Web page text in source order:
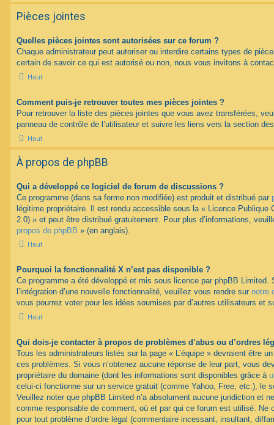
Pièces jointes
Quelles pièces jointes sont autorisées sur ce forum ?
Chaque administrateur peut autoriser ou interdire certains types de
certain de savoir ce qui est autorisé ou non, nous vous invitons à
Haut
Comment puis-je retrouver toutes mes pièces jointes ?
Pour retrouver la liste des pièces jointes que vous avez transférées,
panneau de contrôle de l’utilisateur et suivre les liens vers la section
Haut
À propos de phpBB
Qui a développé ce logiciel de forum de discussions ?
Ce programme (dans sa forme non modifiée) est produit et distribué par
légitime propriétaire. Il est rendu accessible sous la « Licence Publique
2.0) » et peut être distribué gratuitement. Pour plus d’informations,
propos de phpBB » (en anglais).
Haut
Pourquoi la fonctionnalité X n’est pas disponible ?
Ce programme a été développé et mis sous licence par phpBB Limited.
l’intégration d’une nouvelle fonctionnalité, veuillez vous rendre sur notre
vous pourrez voter pour les idées soumises par d’autres utilisateurs et
Haut
Qui dois-je contacter à propos de problèmes d’abus ou d’ordres
Tous les administrateurs listés sur la page « L’équipe » devraient être
ces problèmes. Si vous n’obtenez aucune réponse de leur part, vous
propriétaire du domaine (dont les informations sont disponibles grâce à
celui-ci fonctionne sur un service gratuit (comme Yahoo, Free, etc.), le
Veuillez noter que phpBB Limited n’a absolument aucune juridiction et
comme responsable de comment, où et par qui ce forum est utilisé. Ne
pour tout problème d’ordre légal (commentaire incessant, insultant,